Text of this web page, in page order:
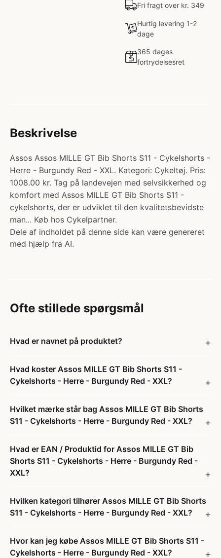
Fri fragt over kr. 349
Hurtig levering 1-2
dage
365 dages
fortrydelsesret
Beskrivelse
Assos Assos MILLE GT Bib Shorts S11 - Cykelshorts -
Herre - Burgundy Red - XXL. Kategori: Cykeltøj. Pris:
1008.00 kr. Tag på landevejen med selvsikkerhed og
komfort med Assos MILLE GT Bib Shorts S11 -
cykelshorts, der er udviklet til den kvalitetsbevidste
man... Køb hos Cykelpartner.
Dele af indholdet på denne side kan være genereret
med hjælp fra AI.
Ofte stillede spørgsmål
Hvad er navnet på produktet?
Hvad koster Assos MILLE GT Bib Shorts S11 -
Cykelshorts - Herre - Burgundy Red - XXL?
Hvilket mærke står bag Assos MILLE GT Bib Shorts
S11 - Cykelshorts - Herre - Burgundy Red - XXL?
Hvad er EAN / Produktid for Assos MILLE GT Bib
Shorts S11 - Cykelshorts - Herre - Burgundy Red -
XXL?
Hvilken kategori tilhører Assos MILLE GT Bib Shorts
S11 - Cykelshorts - Herre - Burgundy Red - XXL?
Hvor kan jeg købe Assos MILLE GT Bib Shorts S11 -
Cykelshorts - Herre - Burgundy Red - XXL?